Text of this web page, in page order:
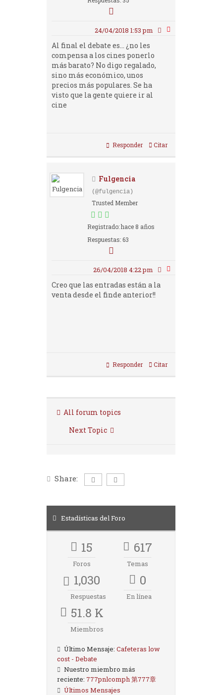
24/04/2018 1:53 pm
Al final el debate es... ¿no les
compensa a los cines ponerlo
más barato? No digo regalado,
sino más económico, unos
precios más populares. Se ha
visto que la gente quiere ir al
cine
Responder Citar
Fulgencia
(@fulgencia)
Trusted Member
Registrado: hace 8 años
Respuestas: 63
26/04/2018 4:22 pm
Creo que las entradas están a la
venta desde el finde anterior!!
Responder Citar
All forum topics
Next Topic
Share:
Estadísticas del Foro
15
Foros
617
Temas
1,030
Respuestas
0
En línea
51.8 K
Miembros
Último Mensaje: Cafeteras low
cost - Debate
Nuestro miembro más
reciente: 777pnlcomph 第777章
Últimos Mensajes